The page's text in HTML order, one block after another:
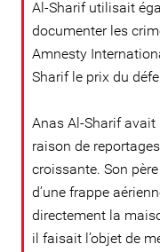
Al-Sharif utilisait
documenter les
Amnesty
Sharif le prix du
Anas Al-Sharif avait
raison de
croissante. Son
d’une frappe
directement la
il faisait l’objet de